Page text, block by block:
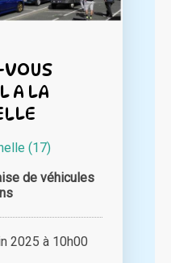
A LA
(17)
de véhicules
2025 à 10h00